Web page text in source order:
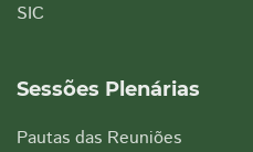
SIC
Sessões Plenárias
Pautas das Reuniões